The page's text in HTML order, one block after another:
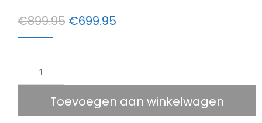
€899.95 Oorspronkelijke
€699.95
Elementkey
NEO
MINI
Toevoegen aan winkelwagen